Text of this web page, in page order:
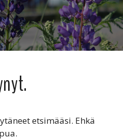
etsimääsi. Ehkä